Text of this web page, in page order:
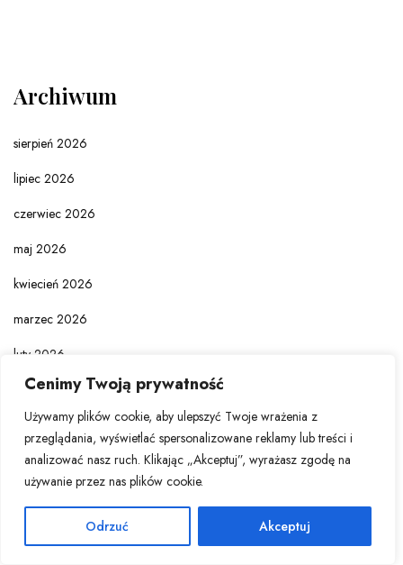
Cenimy Twoją prywatność
Używamy plików cookie, aby ulepszyć Twoje wrażenia z
przeglądania, wyświetlać spersonalizowane reklamy lub treści i
analizować nasz ruch. Klikając „Akceptuj”, wyrażasz zgodę na
używanie przez nas plików cookie.
Odrzuć Akceptuj
Archiwum
sierpień 2026
lipiec 2026
czerwiec 2026
maj 2026
kwiecień 2026
marzec 2026
luty 2026
styczeń 2026
grudzień 2025
listopad 2025
wrzesień 2025